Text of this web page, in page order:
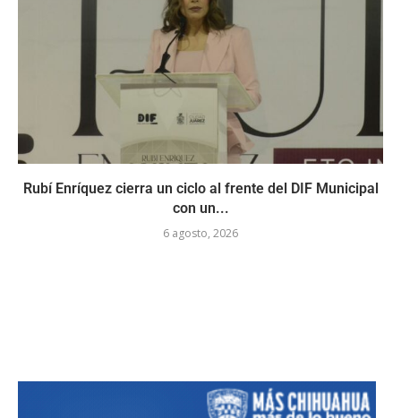
Rubí Enríquez cierra un ciclo al frente del DIF Municipal
con un...
6 agosto, 2026